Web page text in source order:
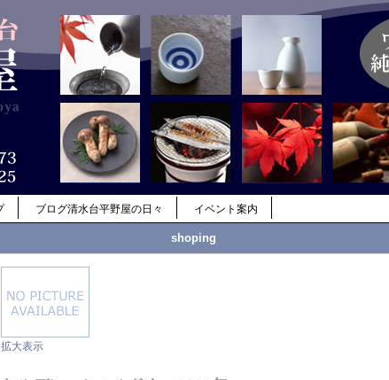
ブログ清水台平野屋の日々 イベント案内
shoping
拡大表示